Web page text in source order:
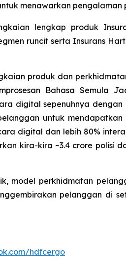
menawarkan
lengkap produk
runcit serta Insurans
produk dan
Bahasa Semula
digital sepenuhnya
untuk
digital dan lebih 80%
kira-kira ~3.4 crore polisi
model perkhidmatan
pelanggan di
hdfcergo